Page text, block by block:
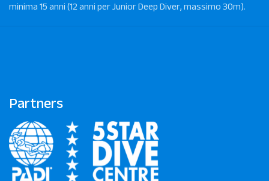
minima 15 anni (12 anni per Junior Deep Diver, massimo 30m).
Partners